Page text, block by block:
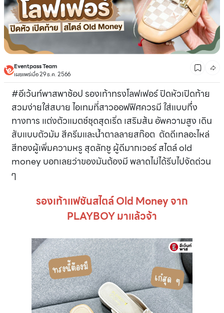
Eventpass Team
เผยแพร่เมื่อ 29 ธ.ค. 2566
#อีเว้นท์พาสพาช้อป รองเท้าทรงโลฟเฟอร์ ปิดหัวเปิดท้าย
สวมง่ายใส่สบาย ไอเทมที่สาวออฟฟิศควรมี ใส่แบบกึ่ง
ทางการ แต่งตัวแมตช์ชุดสุดเริ่ด เสริมส้น อัพความสูง เดิน
สับแบบตัวมัม สีครีมและน้ำตาลลายสก๊อต ตัดดีเทลอะไหล่
สีทองผู้เพิ่มความหรู สุดลักชู ผู้ดีมากเวอร์ สไตล์ old
money บอกเลยว่าของมันต้องมี พลาดไม่ได้รีบไปจัดด่วน
ๆ
รองเท้าแฟชันสไตล์ Old Money จาก
PLAYBOY มาแล้วจ้า